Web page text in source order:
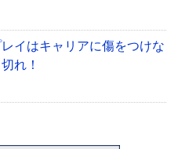
イはキャリアに傷をつけな
れ！